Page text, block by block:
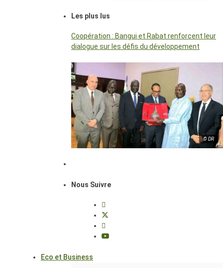
Les plus lus
Coopération : Bangui et Rabat renforcent leur
dialogue sur les défis du développement
© DR
Nous Suivre
Eco et Business